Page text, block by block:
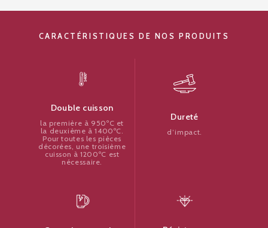
CARACTÉRISTIQUES DE NOS PRODUITS
Double cuisson
la première à 950ºC et
la deuxième à 1400ºC.
Pour toutes les pièces
décorées, une troisième
cuisson à 1200ºC est
nécessaire.
Dureté
d’impact.